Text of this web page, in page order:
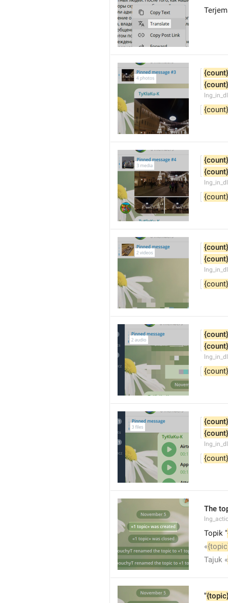
{count}
{count}
{count}
{count}
{count}
{count}
{count}
{count}
{count}
{count}
{count}
{count}
{count}
{count}
{count}
The
Topik "
«
Tajuk «
"